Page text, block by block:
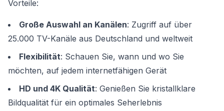
Vorteile:
Große Auswahl an Kanälen: Zugriff auf über
25.000 TV-Kanäle aus Deutschland und weltweit
Flexibilität: Schauen Sie, wann und wo Sie
möchten, auf jedem internetfähigen Gerät
HD und 4K Qualität: Genießen Sie kristallklare
Bildqualität für ein optimales Seherlebnis